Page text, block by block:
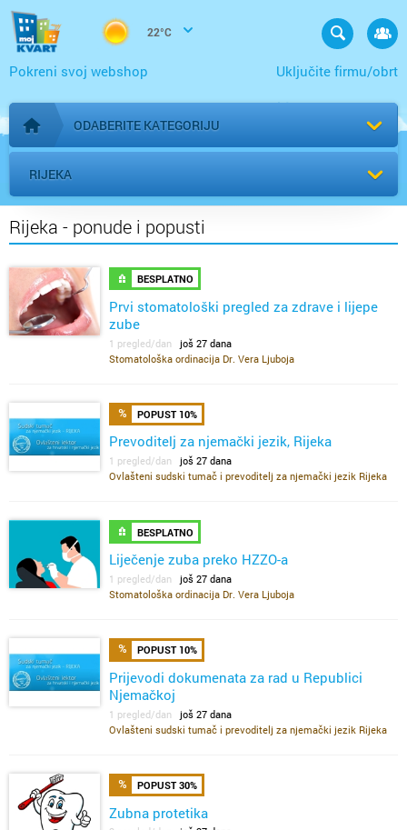
22°C
Uključite firmu/obrt
Pokreni svoj webshop
Početna stranica
ODABERITE KATEGORIJU
RIJEKA
Rijeka - ponude i popusti
BESPLATNO
Prvi stomatološki pregled za zdrave i lijepe
zube
1 pregled/dan još 27 dana
Stomatološka ordinacija Dr. Vera Ljuboja
POPUST 10%
Prevoditelj za njemački jezik, Rijeka
1 pregled/dan još 27 dana
Ovlašteni sudski tumač i prevoditelj za njemački jezik Rijeka
BESPLATNO
Liječenje zuba preko HZZO-a
1 pregled/dan još 27 dana
Stomatološka ordinacija Dr. Vera Ljuboja
POPUST 10%
Prijevodi dokumenata za rad u Republici
Njemačkoj
1 pregled/dan još 27 dana
Ovlašteni sudski tumač i prevoditelj za njemački jezik Rijeka
POPUST 30%
Zubna protetika